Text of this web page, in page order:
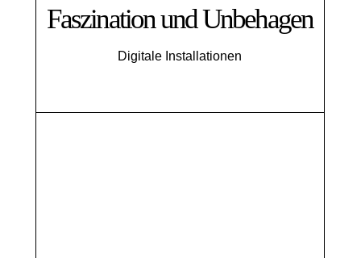
Faszination und Unbehagen
Digitale Installationen